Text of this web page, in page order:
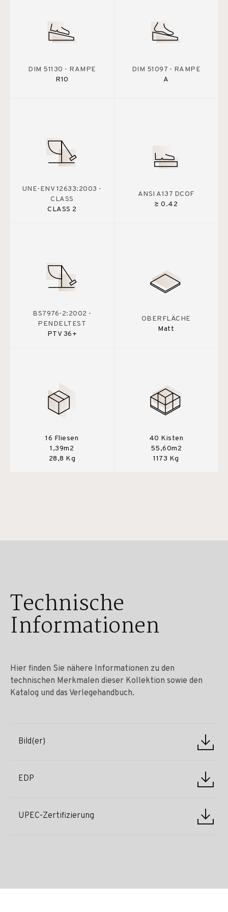
DIM 51130 - RAMPE
R10
DIM 51097 - RAMPE
A
UNE-ENV 12633:2003 -
CLASS
CLASS 2
ANSI A137 DCOF
≥ 0.42
BS7976-2:2002 -
PENDELTEST
PTV 36+
OBERFLÄCHE
Matt
16 Fliesen
1,39m2
28,8 Kg
40 Kisten
55,60m2
1173 Kg
Technische
Informationen
Hier finden Sie nähere Informationen zu den
technischen Merkmalen dieser Kollektion sowie den
Katalog und das Verlegehandbuch.
Bild(er)
EDP
UPEC-Zertifizierung